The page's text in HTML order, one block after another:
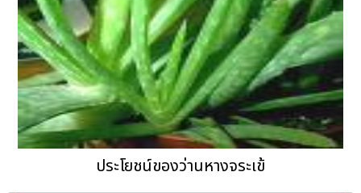
ประโยชน์ของว่านหางจระเข้